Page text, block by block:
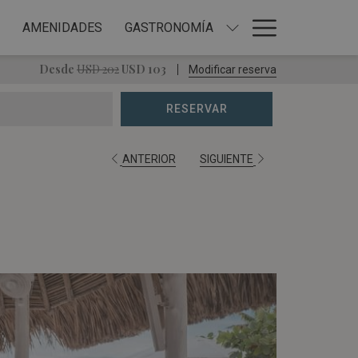
AMENIDADES GASTRONOMÍA
Menu
Desde USD 202USD 103 Modificar reserva
RESERVAR
ANTERIOR SIGUIENTE